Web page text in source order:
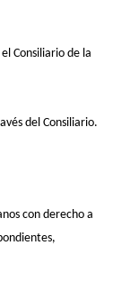
Consiliario de la
del Consiliario.
con derecho a